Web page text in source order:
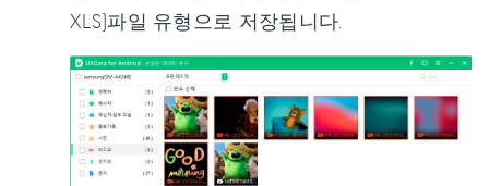
XLS)파일 유형으로 저장됩니다.